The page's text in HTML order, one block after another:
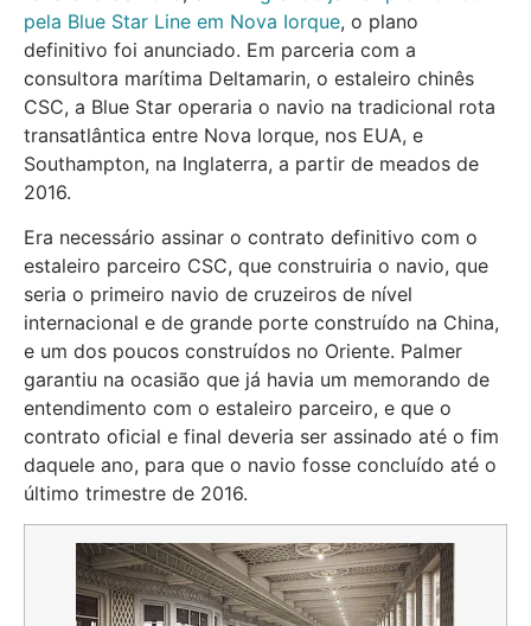
pela Blue Star Line em Nova Iorque, o plano
definitivo foi anunciado. Em parceria com a
consultora marítima Deltamarin, o estaleiro chinês
CSC, a Blue Star operaria o navio na tradicional rota
transatlântica entre Nova Iorque, nos EUA, e
Southampton, na Inglaterra, a partir de meados de
2016.
Era necessário assinar o contrato definitivo com o
estaleiro parceiro CSC, que construiria o navio, que
seria o primeiro navio de cruzeiros de nível
internacional e de grande porte construído na China,
e um dos poucos construídos no Oriente. Palmer
garantiu na ocasião que já havia um memorando de
entendimento com o estaleiro parceiro, e que o
contrato oficial e final deveria ser assinado até o fim
daquele ano, para que o navio fosse concluído até o
último trimestre de 2016.